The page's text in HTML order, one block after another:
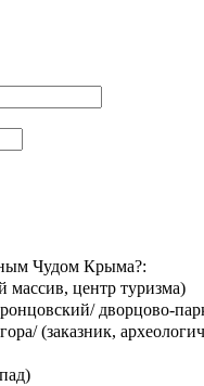
Чудом Крыма?:
центр туризма)
дворцово-
(заказник,